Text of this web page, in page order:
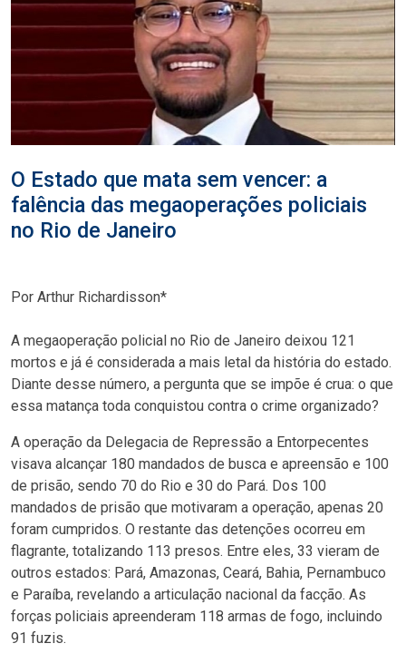
O Estado que mata sem vencer: a
falência das megaoperações policiais
no Rio de Janeiro
Por Arthur Richardisson*
A megaoperação policial no Rio de Janeiro deixou 121
mortos e já é considerada a mais letal da história do estado.
Diante desse número, a pergunta que se impõe é crua: o que
essa matança toda conquistou contra o crime organizado?
A operação da Delegacia de Repressão a Entorpecentes
visava alcançar 180 mandados de busca e apreensão e 100
de prisão, sendo 70 do Rio e 30 do Pará. Dos 100
mandados de prisão que motivaram a operação, apenas 20
foram cumpridos. O restante das detenções ocorreu em
flagrante, totalizando 113 presos. Entre eles, 33 vieram de
outros estados: Pará, Amazonas, Ceará, Bahia, Pernambuco
e Paraíba, revelando a articulação nacional da facção. As
forças policiais apreenderam 118 armas de fogo, incluindo
91 fuzis.